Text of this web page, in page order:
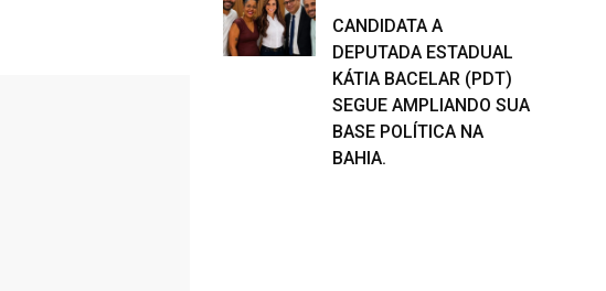
CANDIDATA A
DEPUTADA ESTADUAL
KÁTIA BACELAR (PDT)
SEGUE AMPLIANDO SUA
BASE POLÍTICA NA
BAHIA.